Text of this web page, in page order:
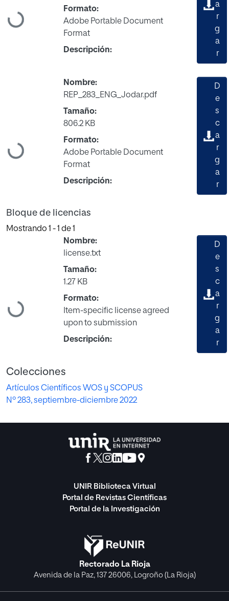
Cargando...
Formato:
Adobe Portable Document
Format
Descripción:
a
r
g
a
r
Cargando...
Nombre:
REP_283_ENG_Jodar.pdf
Tamaño:
806.2 KB
Formato:
Adobe Portable Document
Format
Descripción:
D
e
s
c
a
r
g
a
r
Bloque de licencias
Mostrando 1 - 1 de 1
Cargando...
Nombre:
license.txt
Tamaño:
1.27 KB
Formato:
Item-specific license agreed
upon to submission
Descripción:
D
e
s
c
a
r
g
a
r
Colecciones
Artículos Científicos WOS y SCOPUS
Nº 283, septiembre-diciembre 2022
UNIR Biblioteca Virtual
Portal de Revistas Científicas
Portal de la Investigación
Rectorado La Rioja
Avenida de la Paz, 137 26006, Logroño (La Rioja)